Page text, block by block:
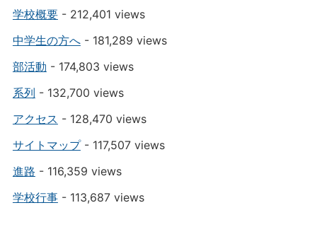
学校概要- 212,401 views
中学生の方へ- 181,289 views
部活動 - 174,803 views
系列 - 132,700 views
アクセス - 128,470 views
サイトマップ- 117,507 views
進路 - 116,359 views
学校行事- 113,687 views